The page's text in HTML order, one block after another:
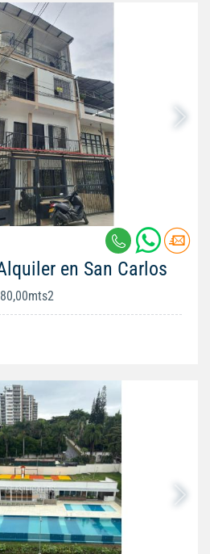
en San Carlos